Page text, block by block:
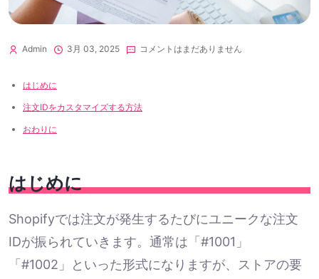
Admin 3月 03, 2025 コメントはまだありません
はじめに
注文IDをカスタマイズする方法
おわりに
はじめに
Shopifyでは注文が発生するたびにユニークな注文
IDが振られていきます。通常は「#1001」
「#1002」といった形式になりますが、ストアの要